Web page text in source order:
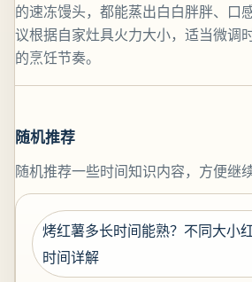
的速冻馒头，都能蒸出白白胖胖、口
议根据自家灶具火力大小，适当微调
的烹饪节奏。
随机推荐
随机推荐一些时间知识内容，方便继
烤红薯多长时间能熟？不同大小
时间详解